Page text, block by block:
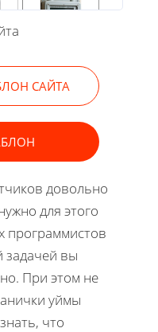
САЙТА
довольно
для этого
программистов
задачей вы
При этом не
уймы
что